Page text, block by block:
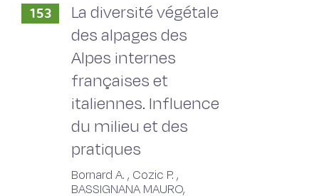
153
La diversité végétale
des alpages des
Alpes internes
françaises et
italiennes. Influence
du milieu et des
pratiques
Bornard A. , Cozic P. ,
BASSIGNANA MAURO,